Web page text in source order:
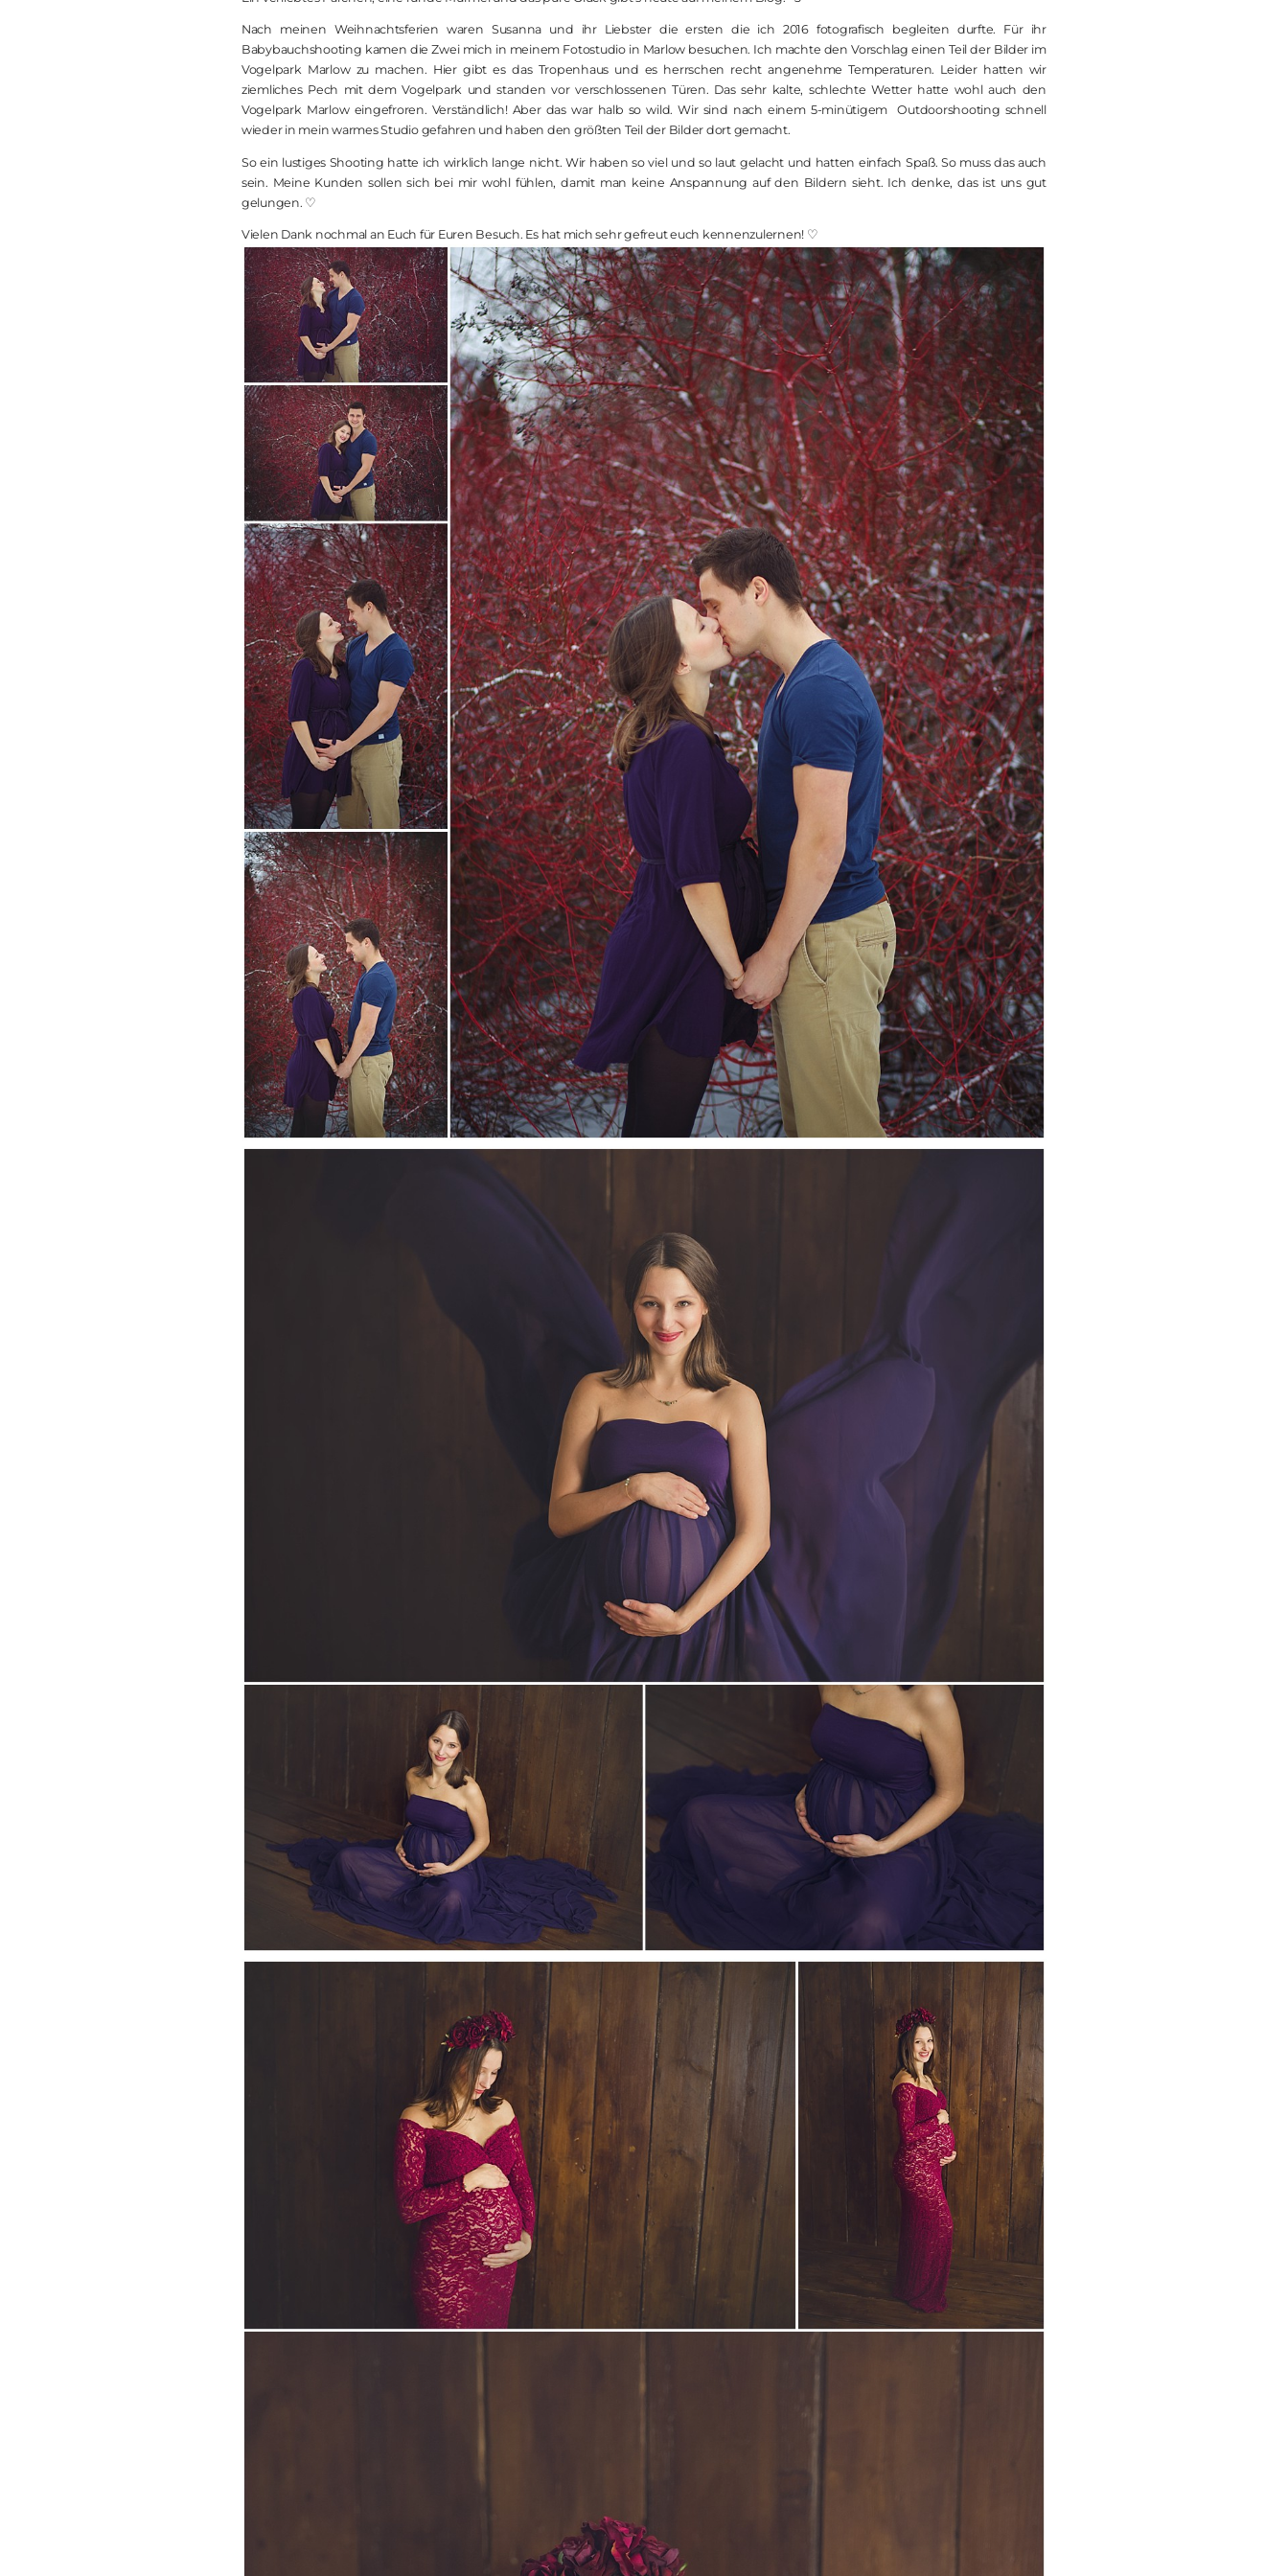
Nach meinen Weihnachtsferien waren Susanna und ihr Liebster die ersten die ich 2016 fotografisch begleiten durfte. Für ihr
Babybauchshooting kamen die Zwei mich in meinem Fotostudio in Marlow besuchen. Ich machte den Vorschlag einen Teil der Bilder im
Vogelpark Marlow zu machen. Hier gibt es das Tropenhaus und es herrschen recht angenehme Temperaturen. Leider hatten wir
ziemliches Pech mit dem Vogelpark und standen vor verschlossenen Türen. Das sehr kalte, schlechte Wetter hatte wohl auch den
Vogelpark Marlow eingefroren. Verständlich! Aber das war halb so wild. Wir sind nach einem 5-minütigem Outdoorshooting schnell
wieder in mein warmes Studio gefahren und haben den größten Teil der Bilder dort gemacht.
So ein lustiges Shooting hatte ich wirklich lange nicht. Wir haben so viel und so laut gelacht und hatten einfach Spaß. So muss das auch
sein. Meine Kunden sollen sich bei mir wohl fühlen, damit man keine Anspannung auf den Bildern sieht. Ich denke, das ist uns gut
gelungen. ♡
Vielen Dank nochmal an Euch für Euren Besuch. Es hat mich sehr gefreut euch kennenzulernen! ♡